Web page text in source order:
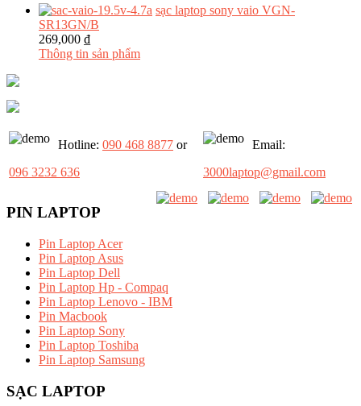
sạc laptop sony vaio VGN-
SR13GN/B
269,000 ₫
Thông tin sản phẩm
Hotline: 090 468 8877 or
096 3232 636
Email:
3000laptop@gmail.com
PIN LAPTOP
Pin Laptop Acer
Pin Laptop Asus
Pin Laptop Dell
Pin Laptop Hp - Compaq
Pin Laptop Lenovo - IBM
Pin Macbook
Pin Laptop Sony
Pin Laptop Toshiba
Pin Laptop Samsung
SẠC LAPTOP